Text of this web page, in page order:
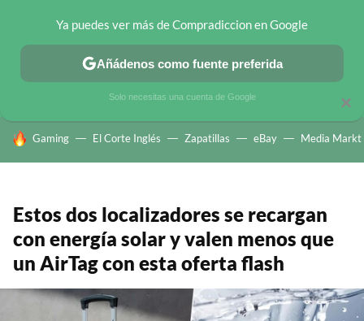
CHOLLOS TELEGRAM OFERTAS EN MÓVILES OFERTAS EN
HOY SE HABLA DE
Gaming El Corte Inglés Zapatillas eBay Media Markt
Estos dos localizadores se recargan
con energía solar y valen menos que
un AirTag con esta oferta flash
×
Ya puedes ver más de Compradiccion en Google
Añádenos como fuente preferida
Solo necesitas una cuenta de Google